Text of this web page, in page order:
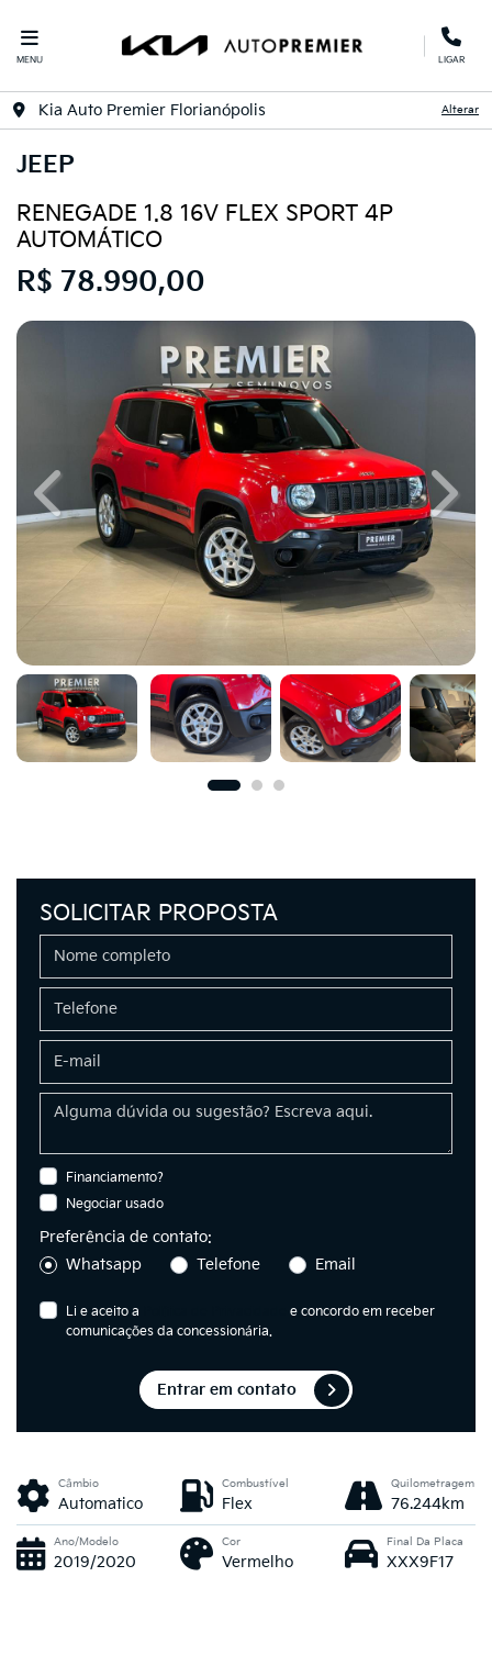
MENU LIGAR
Kia Auto Premier Florianópolis Alterar
JEEP
RENEGADE 1.8 16V FLEX SPORT 4P
AUTOMÁTICO
R$ 78.990,00
Previous Next
SOLICITAR PROPOSTA
Financiamento?
Negociar usado
Preferência de contato:
Whatsapp
Telefone Email
Li e aceito a
e concordo em receber
comunicações da concessionária.
Entrar em contato
Câmbio
Automatico
Combustível
Flex
Quilometragem
76.244km
Ano/Modelo
2019/2020
Cor
Vermelho
Final Da Placa
XXX9F17